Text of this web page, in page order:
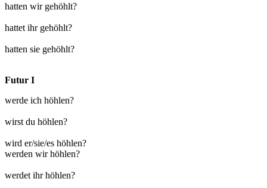
hatten wir gehöhlt?
hattet ihr gehöhlt?
hatten sie gehöhlt?
Futur I
werde ich höhlen?
wirst du höhlen?
wird er/sie/es höhlen?
werden wir höhlen?
werdet ihr höhlen?